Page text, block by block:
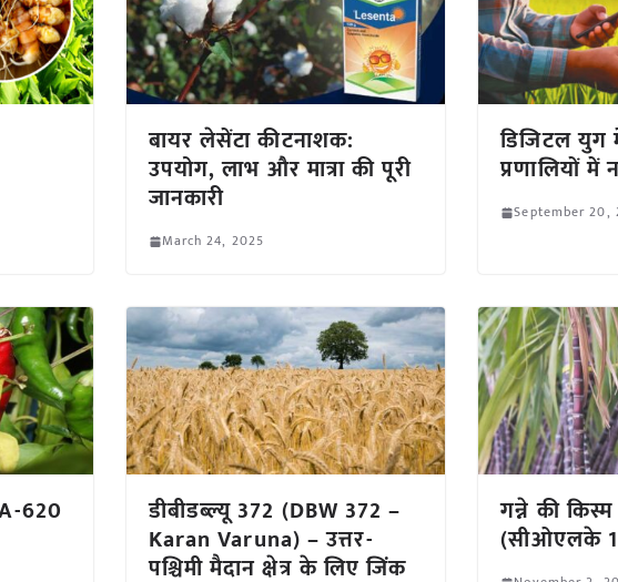
बायर लेसेंटा कीटनाशक:
उपयोग, लाभ और मात्रा की पूरी
जानकारी
March 24, 2025
डिजिटल युग
प्रणालियों में
September 20,
620 डीबीडब्ल्यू 372 (DBW 372 –
Karan Varuna) – उत्तर-
पश्चिमी मैदान क्षेत्र के लिए जिंक
गन्ने की
(सीओएलके